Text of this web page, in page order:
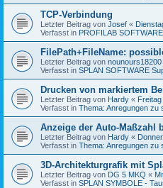
TCP-Verbindung
Letzter Beitrag von Josef «
Verfasst in PROFILAB
FilePath+FileName:
Letzter Beitrag von nounours18200
Verfasst in SPLAN SOFTWARE
Drucken von markiertem
Letzter Beitrag von Hardy «
Verfasst in Thema: Anregungen zu
Anzeige der Auto-Maßzahl
Letzter Beitrag von Hardy «
Verfasst in Thema: Anregungen zu
3D-Architekturgrafik mit
Letzter Beitrag von DG 5 MKQ «
Verfasst in SPLAN SYMBOLE -